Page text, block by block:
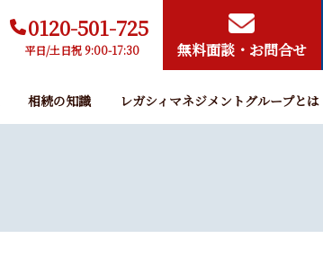
0120-501-725
平日/土日祝 9:00-17:30 無料面談・お問合せ
相続の知識 レガシィマネジメントグループとは